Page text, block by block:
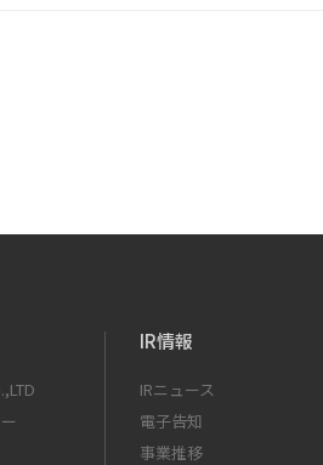
IR情報
IRニュース
電子告知
事業推移